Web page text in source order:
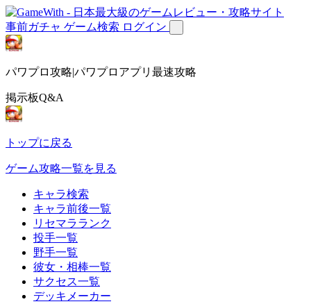
事前ガチャ ゲーム検索 ログイン
パワプロ攻略|パワプロアプリ最速攻略
掲示板Q&A
トップに戻る
ゲーム攻略一覧を見る
キャラ検索
キャラ前後一覧
リセマラランク
投手一覧
野手一覧
彼女・相棒一覧
サクセス一覧
デッキメーカー